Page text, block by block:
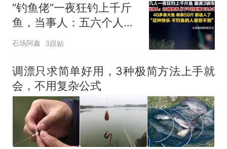
“钓鱼佬”一夜狂钓上千斤
鱼，当事人：五六个人架
起20根鱼竿，钓40多条大
鱼单条约50斤
石场阿鑫 3跟贴
调漂只求简单好用，3种极简方法上手就
会，不用复杂公式